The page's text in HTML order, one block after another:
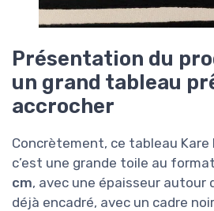
Présentation du
un grand tableau
accrocher
Concrètement, ce tableau Kare
c’est une grande toile au
cm, avec une épaisseur autour
déjà encadré, avec un cadre